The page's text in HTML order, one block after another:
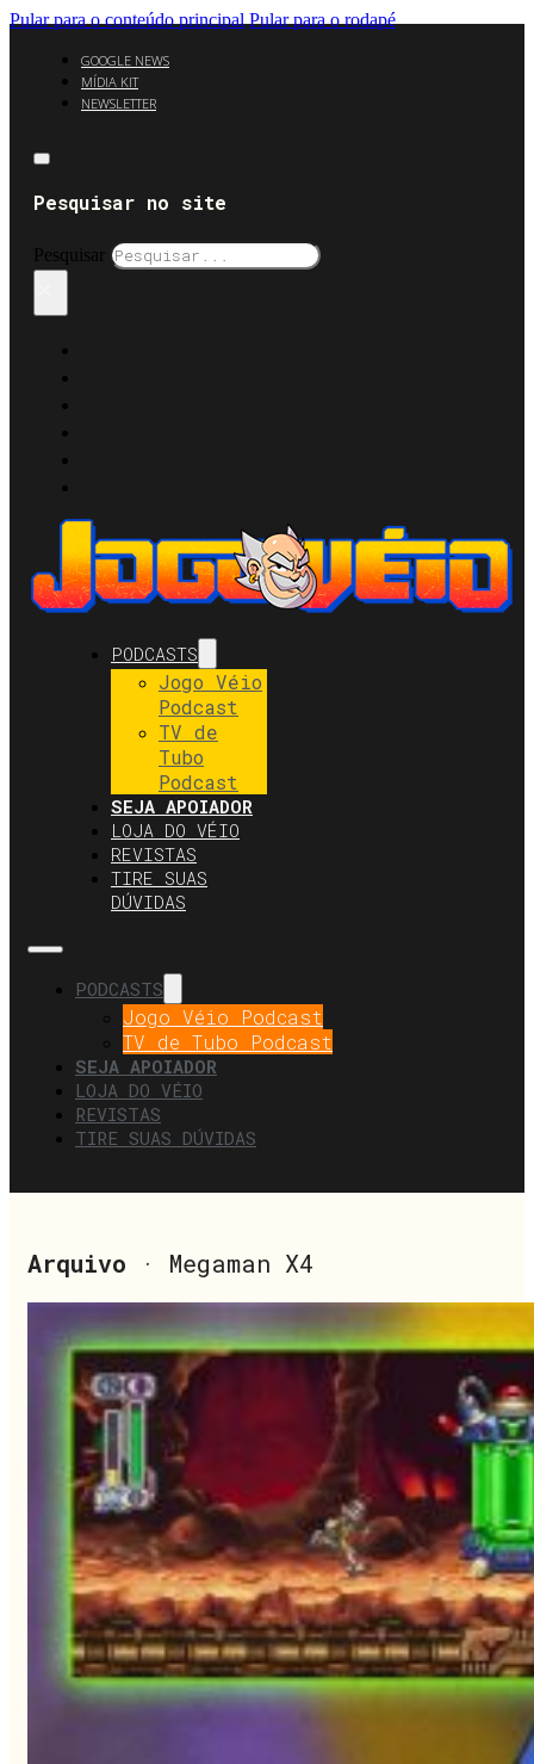
Pular para o conteúdo principal Pular para o rodapé
GOOGLE NEWS
MÍDIA KIT
NEWSLETTER
Pesquisar no site
Pesquisar
PODCASTS
Jogo Véio
Podcast
TV de
Tubo
Podcast
SEJA APOIADOR
LOJA DO VÉIO
REVISTAS
TIRE SUAS
DÚVIDAS
PODCASTS
Jogo Véio Podcast
TV de Tubo Podcast
SEJA APOIADOR
LOJA DO VÉIO
REVISTAS
TIRE SUAS DÚVIDAS
Arquivo · Megaman X4